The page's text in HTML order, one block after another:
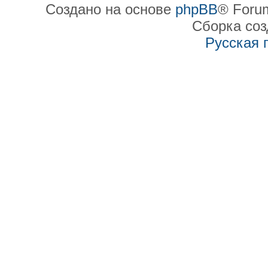
Создано на основе phpBB®
Сборка
Русская